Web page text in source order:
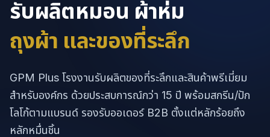
รับผลิตหมอน ผ้าห่ม
ถุงผ้า และของที่ระลึก
GPM Plus โรงงานรับผลิตของที่ระลึกและสินค้าพรีเมี่ยม
สำหรับองค์กร ด้วยประสบการณ์กว่า 15 ปี พร้อมสกรีน/ปัก
โลโก้ตามแบรนด์ รองรับออเดอร์ B2B ตั้งแต่หลักร้อยถึง
หลักหมื่นชิ้น